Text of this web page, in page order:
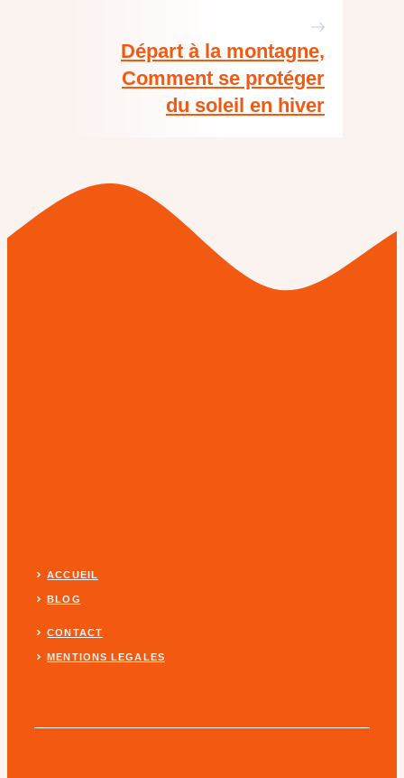
Départ à la montagne,
Comment se protéger
du soleil en hiver
ACCUEIL
BLOG
CONTACT
MENTIONS LEGALES